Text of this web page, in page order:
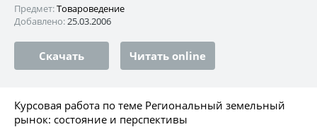
Предмет:Товароведение
Добавлено:25.03.2006
Скачать Читать online
Курсовая работа по теме Региональный земельный
рынок: состояние и перспективы